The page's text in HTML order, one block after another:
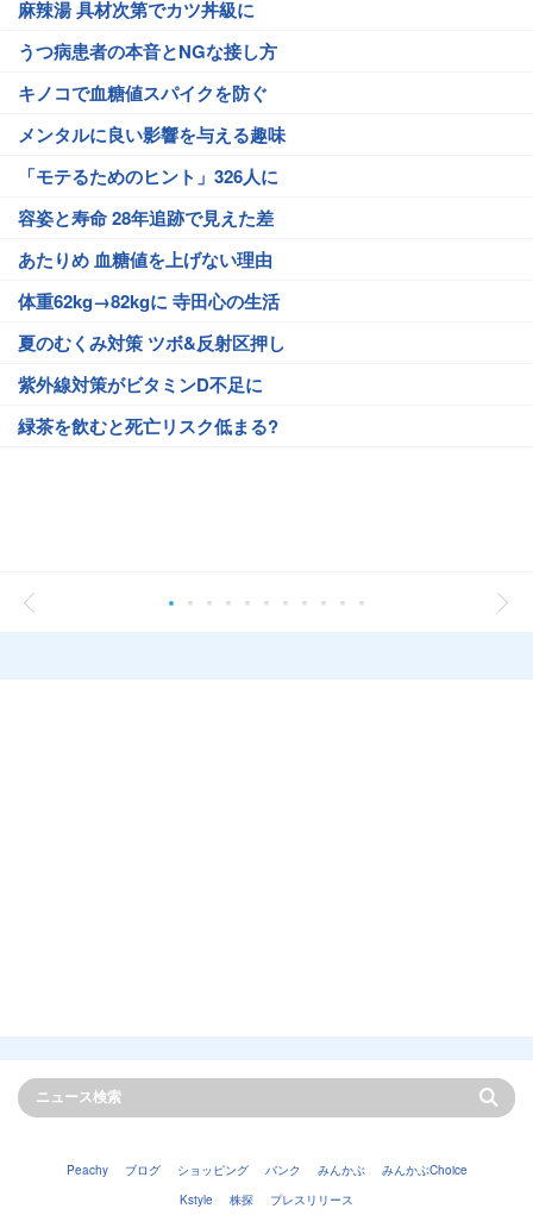
麻辣湯 具材次第でカツ丼級に
うつ病患者の本音とNGな接し方
キノコで血糖値スパイクを防ぐ
メンタルに良い影響を与える趣味
「モテるためのヒント」326人に
容姿と寿命 28年追跡で見えた差
あたりめ 血糖値を上げない理由
体重62kg→82kgに 寺田心の生活
夏のむくみ対策 ツボ&反射区押し
紫外線対策がビタミンD不足に
緑茶を飲むと死亡リスク低まる?
Peachy ブログ ショッピング バンク みんかぶ
みんかぶChoice
Kstyle
株探 プレスリリース